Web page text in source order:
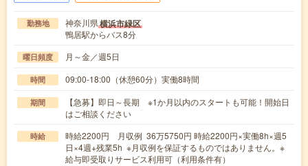
勤務地 神奈川県横浜市緑区
鴨居駅からバス8分
曜日頻度 月～金／週5日
時間 09:00-18:00（休憩60分）実働8時間
期間
【急募】即日～長期 ※1か月以内のスタートも可能！開始日
はご相談ください
時給
時給2200円 月収例 36万5750円 時給2200円×実働8h×週5
日×4週+残業5h ※月収例を保証するものではありません。※
給与即受取りサービス利用可（利用条件有）